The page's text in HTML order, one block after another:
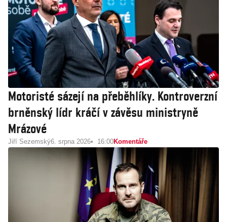
Motoristé sázejí na přeběhlíky. Kontroverzní
brněnský lídr kráčí v závěsu ministryně
Mrázové
Jiří Sezemský6. srpna 2026 16:00Komentáře